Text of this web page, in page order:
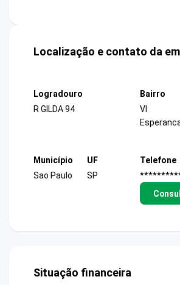
Localização e contato da
Logradouro
R GILDA 94
Bairro
Vl
Município
Sao Paulo
UF
SP
Telefone
Situação financeira